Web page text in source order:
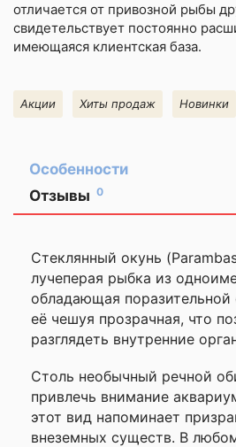
отличается от привозной рыбы
свидетельствует постоянно
имеющаяся клиентская база.
Акции Хиты продаж Новинки
Особенности
Отзывы 0
Стеклянный окунь
лучеперая рыбка из
обладающая поразительной
её чешуя прозрачная, что
разглядеть внутренние
Столь необычный речной
привлечь внимание
этот вид напоминает
внеземных существ. В
Оставить
отзыв
Ваша
оценка
Ваше
имя